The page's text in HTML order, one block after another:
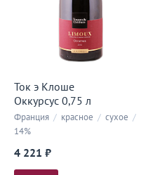
Ток э Клоше
Оккурсус 0,75 л
Франция / красное / сухое /
14%
4 221 ₽